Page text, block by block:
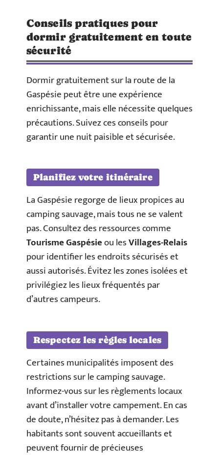
Conseils pratiques pour
dormir gratuitement en toute
sécurité
Dormir gratuitement sur la route de la
Gaspésie peut être une expérience
enrichissante, mais elle nécessite quelques
précautions. Suivez ces conseils pour
garantir une nuit paisible et sécurisée.
Planifiez votre itinéraire
La Gaspésie regorge de lieux propices au
camping sauvage, mais tous ne se valent
pas. Consultez des ressources comme
Tourisme Gaspésieou lesVillages-Relais
pour identifier les endroits sécurisés et
aussi autorisés. Évitez les zones isolées et
privilégiez les lieux fréquentés par
d’autres campeurs.
Respectez les règles locales
Certaines municipalités imposent des
restrictions sur le camping sauvage.
Informez-vous sur les règlements locaux
avant d’installer votre campement. En cas
de doute, n’hésitez pas à demander. Les
habitants sont souvent accueillants et
peuvent fournir de précieuses